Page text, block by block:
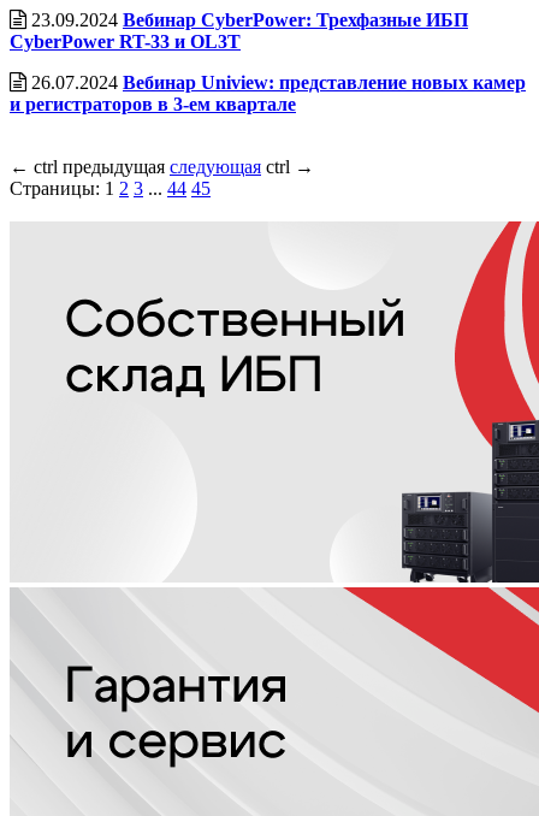
23.09.2024 Вебинар CyberPower: Трехфазные ИБП
CyberPower RT-33 и OL3T
26.07.2024 Вебинар Uniview: представление новых камер
и регистраторов в 3-ем квартале
← ctrl предыдущая следующая ctrl →
Страницы: 1 2 3 ... 44 45